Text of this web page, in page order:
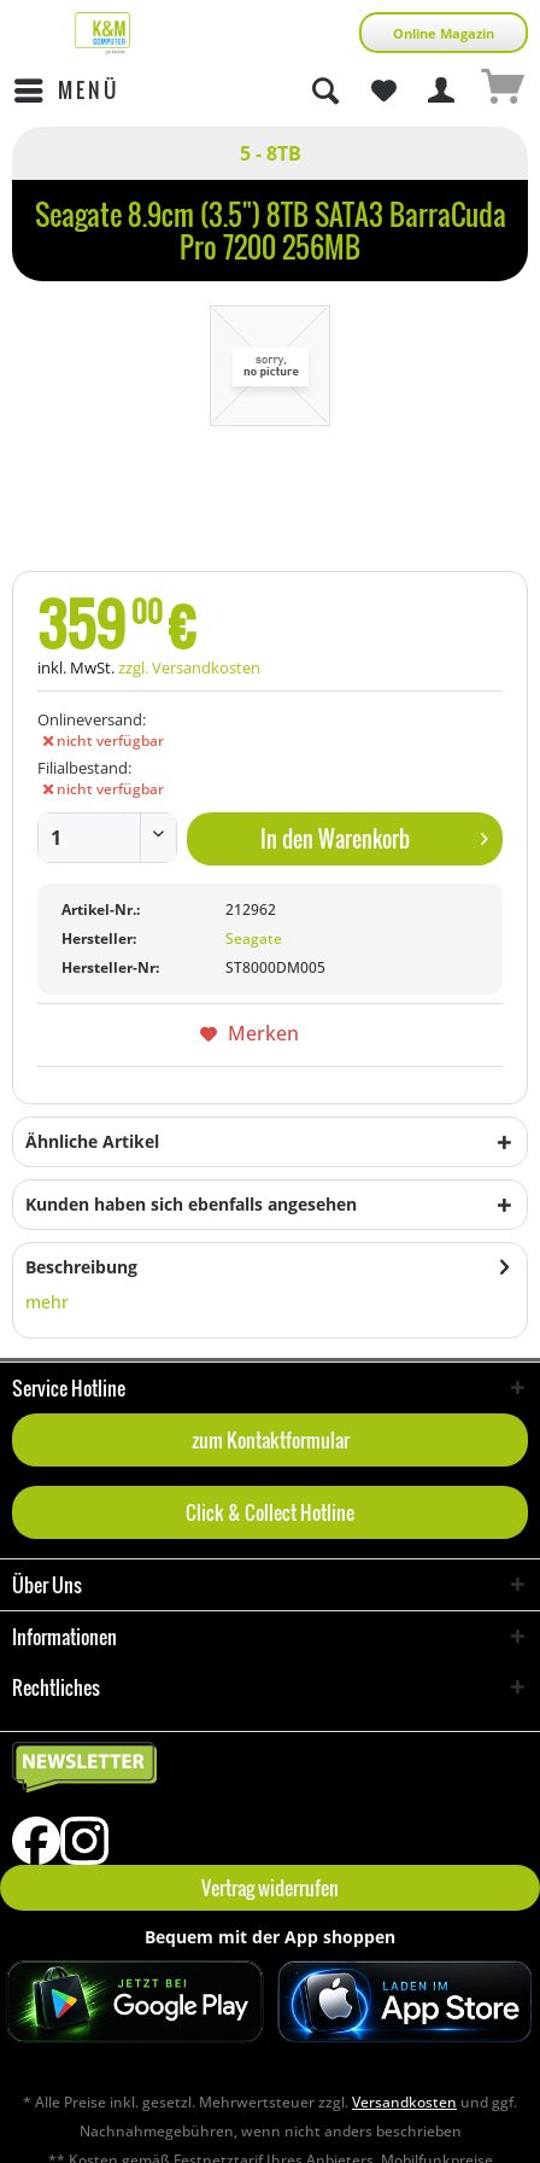
Online Magazin
MENÜ
5 - 8TB
Seagate 8.9cm (3.5") 8TB SATA3 BarraCuda
Pro 7200 256MB
35900€
inkl. MwSt.zzgl. Versandkosten
Onlineversand:
nicht verfügbar
Filialbestand:
nicht verfügbar
In denWarenkorb
Artikel-Nr.:
212962
Hersteller:
Seagate
Hersteller-Nr:
ST8000DM005
Merken
Ähnliche Artikel
Kunden haben sich ebenfalls angesehen
Beschreibung
mehr
Service Hotline
zum Kontaktformular
Click & Collect Hotline
Über Uns
Informationen
Rechtliches
Vertrag widerrufen
Bequem mit der App shoppen
* Alle Preise inkl. gesetzl. Mehrwertsteuer zzgl.Versandkosten und ggf.
Nachnahmegebühren, wenn nicht anders beschrieben